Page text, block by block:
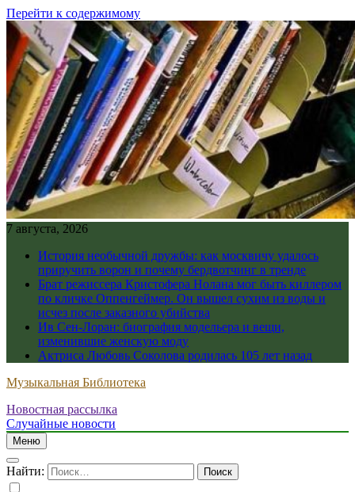
Перейти к содержимому
7 августа, 2026
История необычной дружбы: как москвичу удалось
приручить ворон и почему бердвотчинг в тренде
Брат режиссера Кристофера Нолана мог быть киллером
по кличке Оппенгеймер. Он вышел сухим из воды и
исчез после заказного убийства
Ив Сен-Лоран: биография модельера и вещи,
изменившие женскую моду
Актриса Любовь Соколова родилась 105 лет назад
Музыкальная Библиотека
Новостная рассылка
Случайные новости
Меню
Найти: